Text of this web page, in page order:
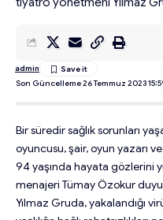
Son Güncelleme 26 Temmuz 2023
admin
Bir süredir sağlık sorunları
oyuncusu, şair, oyun yazarı
94 yaşında hayata gözlerini
menajeri Tümay Özokur
Yılmaz Gruda, yakalandığı